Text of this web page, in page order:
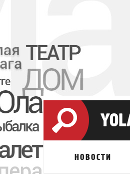
НОВОСТИ